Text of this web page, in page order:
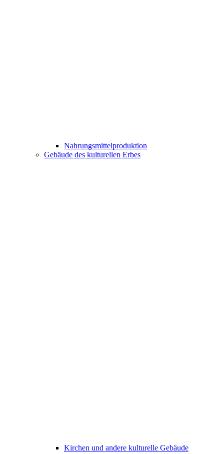
Nahrungsmittelproduktion
Gebäude des kulturellen Erbes
Kirchen und andere kulturelle Gebäude